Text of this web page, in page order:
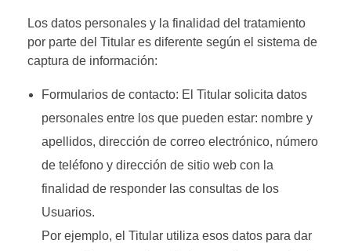
Los datos personales y la finalidad del tratamiento
por parte del Titular es diferente según el sistema de
captura de información:
Formularios de contacto: El Titular solicita datos
personales entre los que pueden estar: nombre y
apellidos, dirección de correo electrónico, número
de teléfono y dirección de sitio web con la
finalidad de responder las consultas de los
Usuarios.
Por ejemplo, el Titular utiliza esos datos para dar